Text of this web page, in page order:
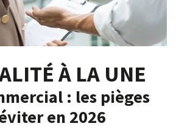
À LA UNE
: les pièges
en 2026